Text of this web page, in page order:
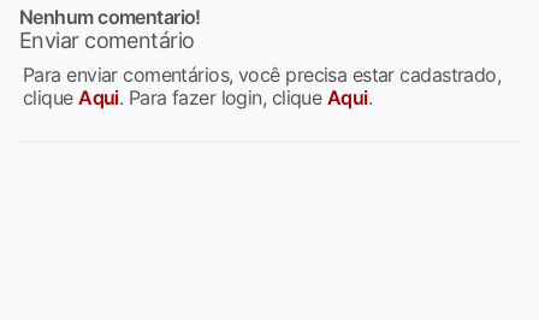
Nenhum comentario!
Enviar comentário
Para enviar comentários, você precisa estar cadastrado,
cliqueAqui. Para fazer login, clique Aqui.